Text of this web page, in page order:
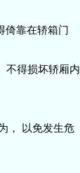
倚靠在轿箱门
不得损坏轿厢内
， 以免发生危